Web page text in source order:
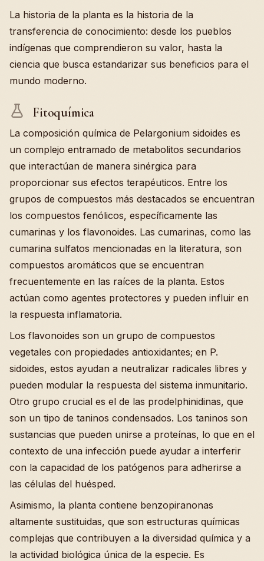
La historia de la planta es la historia de la
transferencia de conocimiento: desde los pueblos
indígenas que comprendieron su valor, hasta la
ciencia que busca estandarizar sus beneficios para el
mundo moderno.
Fitoquímica
La composición química de Pelargonium sidoides es
un complejo entramado de metabolitos secundarios
que interactúan de manera sinérgica para
proporcionar sus efectos terapéuticos. Entre los
grupos de compuestos más destacados se encuentran
los compuestos fenólicos, específicamente las
cumarinas y los flavonoides. Las cumarinas, como las
cumarina sulfatos mencionadas en la literatura, son
compuestos aromáticos que se encuentran
frecuentemente en las raíces de la planta. Estos
actúan como agentes protectores y pueden influir en
la respuesta inflamatoria.
Los flavonoides son un grupo de compuestos
vegetales con propiedades antioxidantes; en P.
sidoides, estos ayudan a neutralizar radicales libres y
pueden modular la respuesta del sistema inmunitario.
Otro grupo crucial es el de las prodelphinidinas, que
son un tipo de taninos condensados. Los taninos son
sustancias que pueden unirse a proteínas, lo que en el
contexto de una infección puede ayudar a interferir
con la capacidad de los patógenos para adherirse a
las células del huésped.
Asimismo, la planta contiene benzopiranonas
altamente sustituidas, que son estructuras químicas
complejas que contribuyen a la diversidad química y a
la actividad biológica única de la especie. Es